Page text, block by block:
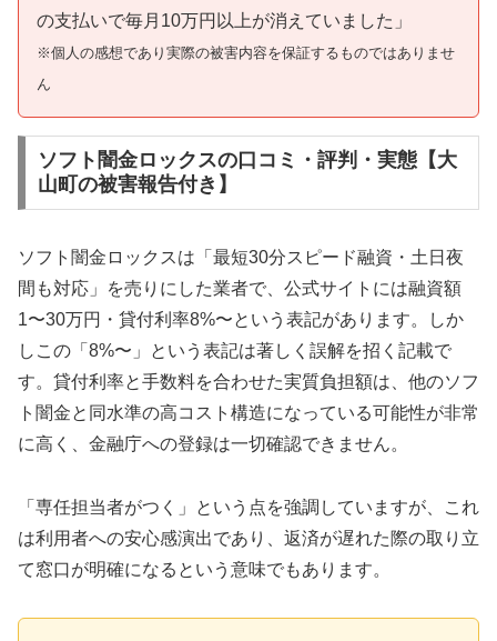
の支払いで毎月10万円以上が消えていました」
※個人の感想であり実際の被害内容を保証するものではありませ
ん
ソフト闇金ロックスの口コミ・評判・実態【大
山町の被害報告付き】
ソフト闇金ロックスは「最短30分スピード融資・土日夜
間も対応」を売りにした業者で、公式サイトには融資額
1〜30万円・貸付利率8%〜という表記があります。しか
しこの「8%〜」という表記は著しく誤解を招く記載で
す。貸付利率と手数料を合わせた実質負担額は、他のソフ
ト闇金と同水準の高コスト構造になっている可能性が非常
に高く、金融庁への登録は一切確認できません。
「専任担当者がつく」という点を強調していますが、これ
は利用者への安心感演出であり、返済が遅れた際の取り立
て窓口が明確になるという意味でもあります。